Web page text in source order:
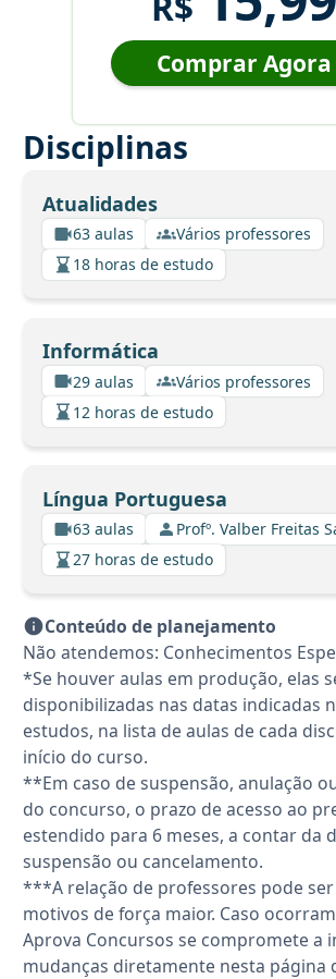
Comprar Agora
Disciplinas
Atualidades
63 aulas
Vários professores
18 horas de estudo
Informática
29 aulas
Vários professores
12 horas de estudo
Língua Portuguesa
63 aulas
Profº. Valber Freitas
27 horas de estudo
Conteúdo de planejamento
Não atendemos: Conhecimentos
*Se houver aulas em produção, elas
disponibilizadas nas datas indicadas
estudos, na lista de aulas de cada
início do curso.
**Em caso de suspensão, anulação
do concurso, o prazo de acesso ao
estendido para 6 meses, a contar da
suspensão ou cancelamento.
***A relação de professores pode
motivos de força maior. Caso
Aprova Concursos se compromete a
mudanças diretamente nesta página